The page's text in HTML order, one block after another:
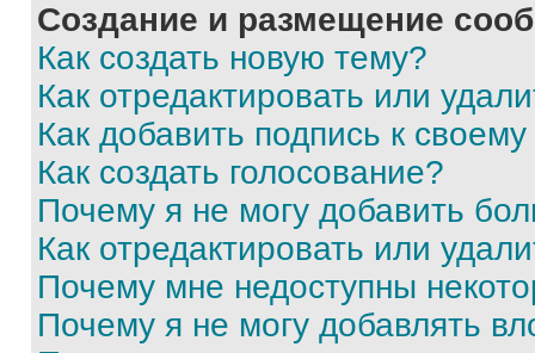
Создание и размещение
Как создать новую тему?
Как отредактировать или
Как добавить подпись к
Как создать голосование?
Почему я не могу добавить
Как отредактировать или
Почему мне недоступны
Почему я не могу добавлять